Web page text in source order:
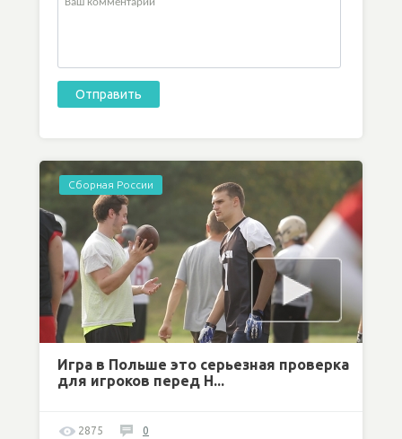
Сборная России
Игра в Польше это серьезная проверка
для игроков перед Н...
2875 0